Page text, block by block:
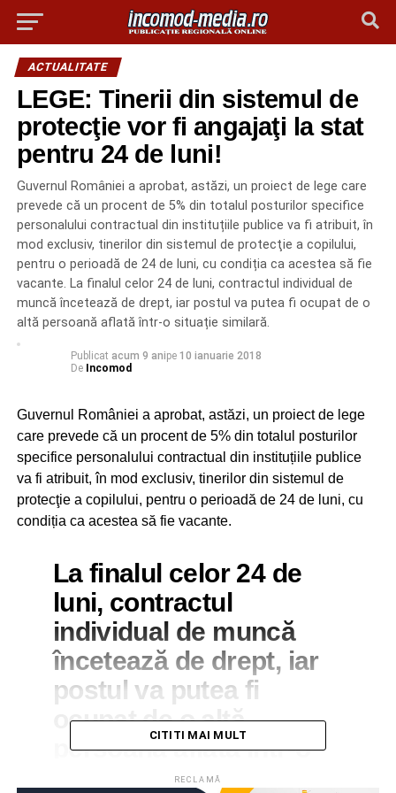
ACTUALITATE
LEGE: Tinerii din sistemul de
protecţie vor fi angajaţi la stat
pentru 24 de luni!
Guvernul României a aprobat, astăzi, un proiect de lege care
prevede că un procent de 5% din totalul posturilor specifice
personalului contractual din instituțiile publice va fi atribuit, în
mod exclusiv, tinerilor din sistemul de protecţie a copilului,
pentru o perioadă de 24 de luni, cu condiția ca acestea să fie
vacante. La finalul celor 24 de luni, contractul individual de
muncă încetează de drept, iar postul va putea fi ocupat de o
altă persoană aflată într-o situație similară.
Publicat acum 9 anipe 10 ianuarie 2018
De Incomod
Guvernul României a aprobat, astăzi, un proiect de lege
care prevede că un procent de 5% din totalul posturilor
specifice personalului contractual din instituțiile publice
va fi atribuit, în mod exclusiv, tinerilor din sistemul de
protecţie a copilului, pentru o perioadă de 24 de luni, cu
condiția ca acestea să fie vacante.
La finalul celor 24 de
luni, contractul
individual de muncă
încetează de drept, iar
postul va putea fi
ocupat de o altă
persoană aflată într-o
situație similară.
CITITI MAI MULT
RECLAMĂ